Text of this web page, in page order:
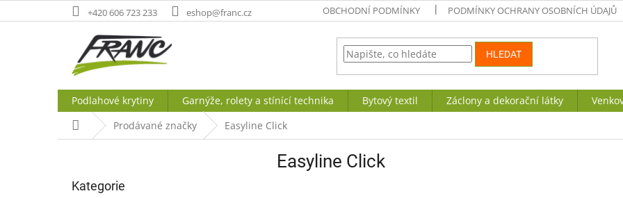
na
+420 606 723 233 eshop@franc.cz OBCHODNÍ PODMÍNKY PODMÍNKY OCHRANY OSOBNÍCH ÚDAJŮ
HLEDAT
Podlahové krytiny Garnýže, rolety a stínící technika Bytový textil Záclony a dekorační látky
Domů Prodávané značky Easyline Click
kategorie
Kategorie
Easyline Click